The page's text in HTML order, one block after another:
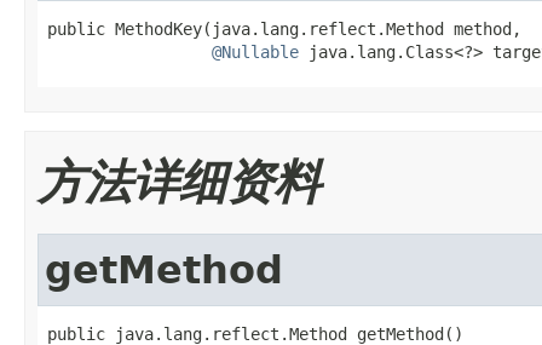
public MethodKey(java.lang.reflect.Method method,
@Nullable java.lang.Class<?>
方法详细资料
getMethod
public java.lang.reflect.Method getMethod()